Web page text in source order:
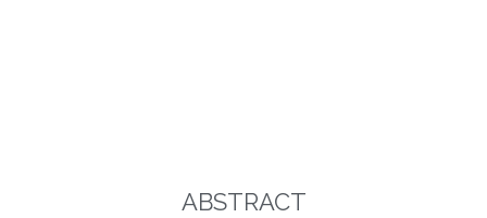
ABSTRACT